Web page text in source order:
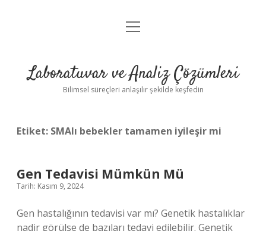
Anasayfa
Yasal Uyarı
menüyü
Laboratuvar ve Analiz Çözümleri
Bilimsel süreçleri anlaşılır şekilde keşfedin
Etiket: SMAlı bebekler tamamen iyileşir mi
Gen Tedavisi Mümkün Mü
Tarih: Kasım 9, 2024
Gen hastalığının tedavisi var mı? Genetik hastalıklar
nadir görülse de bazıları tedavi edilebilir. Genetik